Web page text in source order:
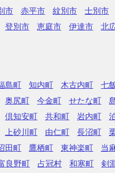
市 赤平市 紋別市
士別市
登別市 恵庭市 伊達市 北
島町 知内町 木古内町
七
奥尻町 今金町 せたな町
倶知安町 共和町 岩内町
上砂川町 由仁町 長沼町
田町 鷹栖町 東神楽町
当
良野町 占冠村 和寒町 剣